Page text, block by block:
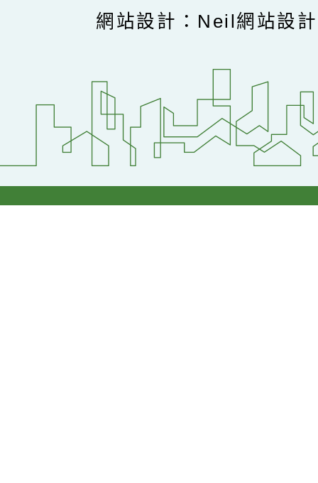
網站設計：Neil網站設